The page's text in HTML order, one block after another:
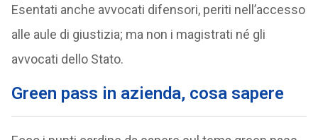
Esentati anche avvocati difensori, periti nell’accesso
alle aule di giustizia; ma non i magistrati né gli
avvocati dello Stato.
Green pass in azienda, cosa sapere